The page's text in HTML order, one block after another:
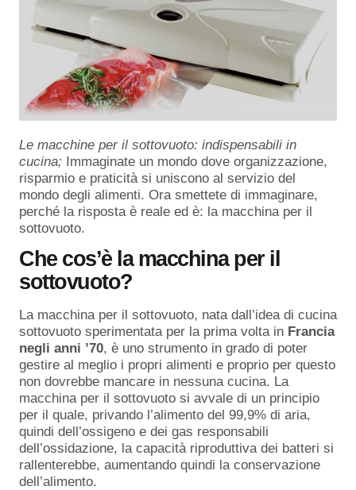
Le macchine per il sottovuoto: indispensabili in
cucina; Immaginate un mondo dove organizzazione,
risparmio e praticità si uniscono al servizio del
mondo degli alimenti. Ora smettete di immaginare,
perché la risposta è reale ed è: la macchina per il
sottovuoto.
Che cos’è la macchina per il
sottovuoto?
La macchina per il sottovuoto, nata dall’idea di cucina
sottovuoto sperimentata per la prima volta in Francia
negli anni ’70, è uno strumento in grado di poter
gestire al meglio i propri alimenti e proprio per questo
non dovrebbe mancare in nessuna cucina. La
macchina per il sottovuoto si avvale di un principio
per il quale, privando l’alimento del 99,9% di aria,
quindi dell’ossigeno e dei gas responsabili
dell’ossidazione, la capacità riproduttiva dei batteri si
rallenterebbe, aumentando quindi la conservazione
dell’alimento.